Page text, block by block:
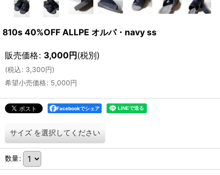
810s 40%OFF ALLPE オルパ・navy ss
販売価格: 3,000円(税別)
(税込: 3,300円)
希望小売価格: 5,000円
Facebookでシェア
サイズ を選択してください
数量: